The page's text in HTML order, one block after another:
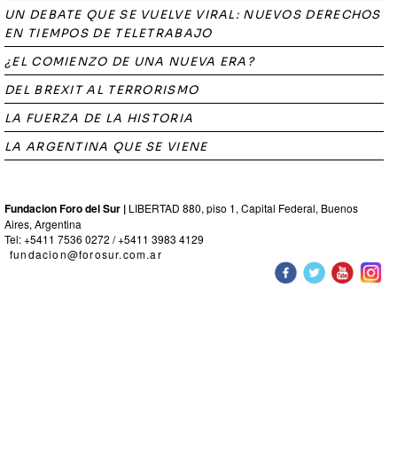
UN DEBATE QUE SE VUELVE VIRAL: NUEVOS DERECHOS
EN TIEMPOS DE TELETRABAJO
¿EL COMIENZO DE UNA NUEVA ERA?
DEL BREXIT AL TERRORISMO
LA FUERZA DE LA HISTORIA
LA ARGENTINA QUE SE VIENE
Fundacion Foro del Sur | LIBERTAD 880, piso 1, Capital Federal, Buenos
Aires, Argentina
Tel: +5411 7536 0272 / +5411 3983 4129
fundacion@forosur.com.ar